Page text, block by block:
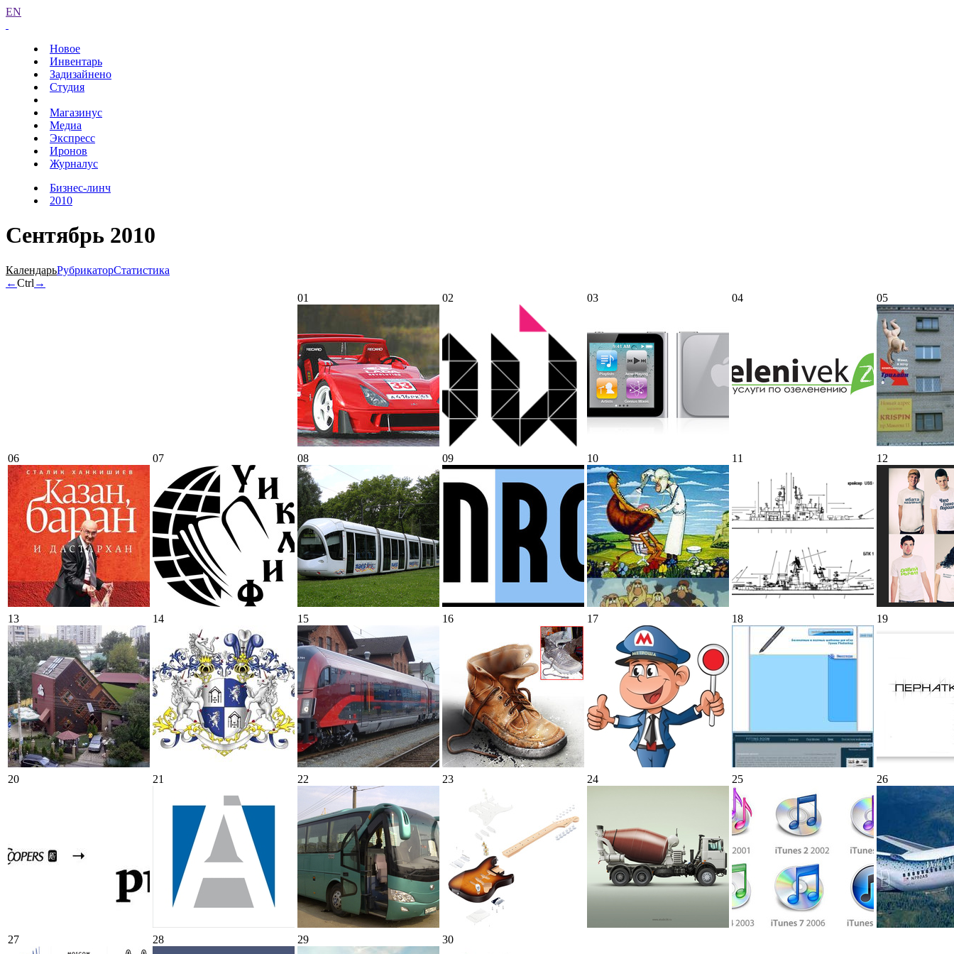
EN
Новое
Инвентарь
Задизайнено
Студия
Магазинус
Медиа
Экспресс
Иронов
Журналус
Бизнес-линч
2010
Сентябрь 2010
КалендарьРубрикаторСтатистика
←Ctrl →
01
02 03 04 05
06 07 08 09 10 11 12
13 14 15 16 17 18 19
20 21 22 23 24 25 26
27 28 29 30